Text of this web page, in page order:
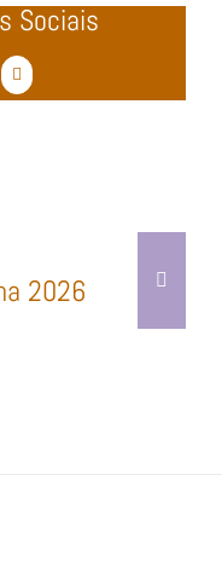
Sociais
Email
(necessário
2026